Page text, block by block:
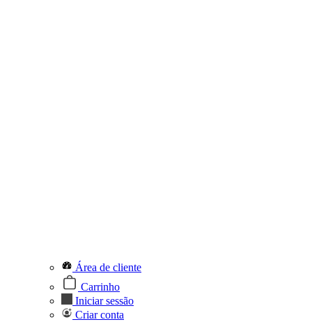
Área de cliente
Carrinho
Iniciar sessão
Criar conta